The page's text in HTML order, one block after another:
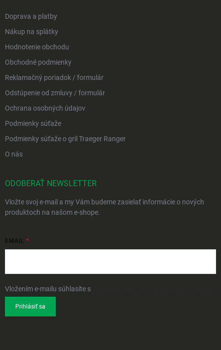
Doprava a platby
Nákup na splátky
Hodnotenie obchodu
Obchodné podmienky
Reklamačný poriadok / formulár
Odstúpenie od zmluvy / formulár
Ochrana osobných údajov
Podmienky súťaže
Podmienky súťaže o gril Traeger Ranger
O nás
ODOBERAŤ NEWSLETTER
Vložte svoj e-mail a my Vám budeme zasielať informácie o nových
produktoch na našom e-shope.
EMAIL
Vložením e-mailu súhlasíte s
Prihlásiť sa